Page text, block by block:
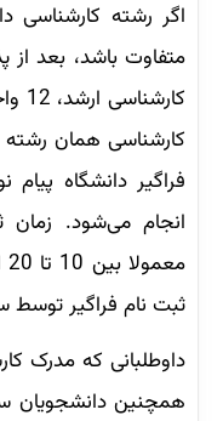
اگر رشته کارشناسی
متفاوت باشد، بعد
کارشناسی همان رشته
فراگیر دانشگاه
انجام می‌شود. زمان
ثبت نام فراگیر
داوطلبانی که مدرک
همچنین دانشجویان